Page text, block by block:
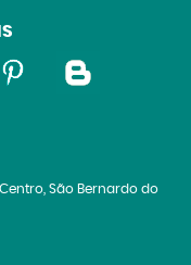
Centro, São Bernardo do